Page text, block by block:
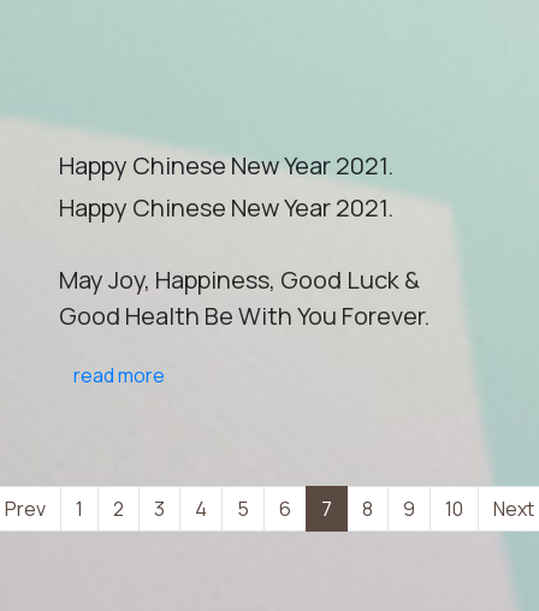
Happy Chinese New Year 2021.
Happy Chinese New Year 2021.
May Joy, Happiness, Good Luck &
Good Health Be With You Forever.
read more
Prev 1 2 3 4 5 6 7 (current)
8 9 10 Next